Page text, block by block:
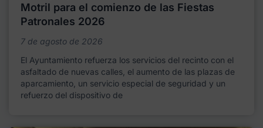
Motril para el comienzo de las Fiestas
Patronales 2026
7 de agosto de 2026
El Ayuntamiento refuerza los servicios del recinto con el
asfaltado de nuevas calles, el aumento de las plazas de
aparcamiento, un servicio especial de seguridad y un
refuerzo del dispositivo de